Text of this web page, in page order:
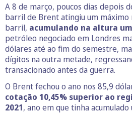
A 8 de março, poucos dias depois
barril de Brent atingiu um máximo
barril, acumulando na altura
petróleo negociado em Londres
dólares até ao fim do semestre,
dígitos na outra metade,
transacionado antes da guerra.
O Brent fechou o ano nos 85,9
cotação 10,45% superior ao
2021, ano em que tinha